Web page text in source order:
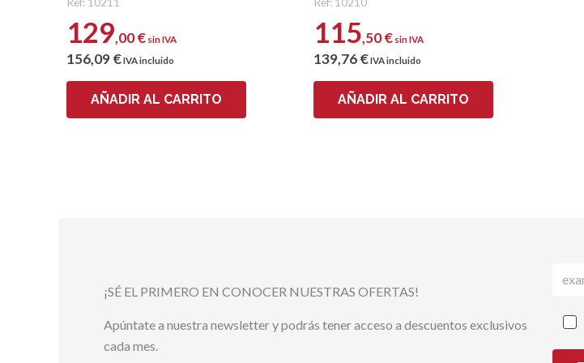
129,00€ sin IVA
156,09€IVA incluido
AÑADIR AL CARRITO
115,50€ sin IVA
139,76€IVA incluido
AÑADIR AL CARRITO
¡SÉ EL PRIMERO EN CONOCER NUESTRAS OFERTAS!
Apúntate a nuestra newsletter y podrás tener acceso a descuentos exclusivos
cada mes.